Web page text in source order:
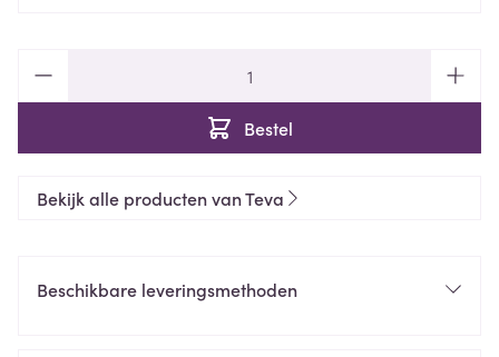
Bestel
Bekijk alle producten van Teva
Beschikbare leveringsmethoden